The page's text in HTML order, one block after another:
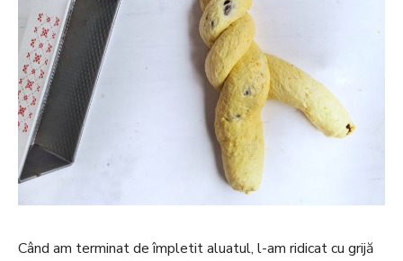
Când am terminat de împletit aluatul, l-am ridicat cu grijă